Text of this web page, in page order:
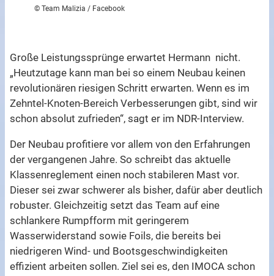
© Team Malizia / Facebook
Große Leistungssprünge erwartet Hermann nicht.
„Heutzutage kann man bei so einem Neubau keinen
revolutionären riesigen Schritt erwarten. Wenn es im
Zehntel-Knoten-Bereich Verbesserungen gibt, sind wir
schon absolut zufrieden“, sagt er im NDR-Interview.
Der Neubau profitiere vor allem von den Erfahrungen
der vergangenen Jahre. So schreibt das aktuelle
Klassenreglement einen noch stabileren Mast vor.
Dieser sei zwar schwerer als bisher, dafür aber deutlich
robuster. Gleichzeitig setzt das Team auf eine
schlankere Rumpfform mit geringerem
Wasserwiderstand sowie Foils, die bereits bei
niedrigeren Wind- und Bootsgeschwindigkeiten
effizient arbeiten sollen. Ziel sei es, den IMOCA schon